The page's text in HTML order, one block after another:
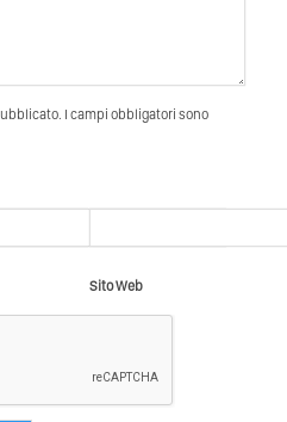
I campi obbligatori sono
Sito Web